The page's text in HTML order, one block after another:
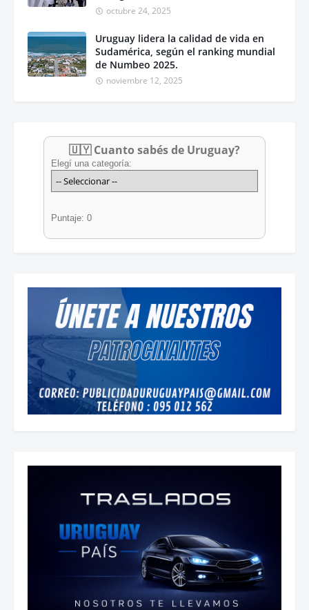
octubre 24, 2025
Uruguay lidera la calidad de vida en
Sudamérica, según el ranking mundial
de Numbeo 2025.
noviembre 12, 2025
🇺🇾 Cuanto sabés de Uruguay?
Elegí una categoría:
Puntaje: 0